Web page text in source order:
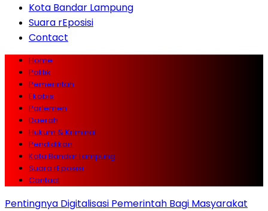
Kota Bandar Lampung
Suara rEposisi
Contact
Home
Politik
Pemerintah
Ekobis
Parlemen
Daerah
Hukum & Kriminal
Pendidikan
Kota Bandar Lampung
Suara rEposisi
Contact
Pentingnya Digitalisasi Pemerintah Bagi Masyarakat